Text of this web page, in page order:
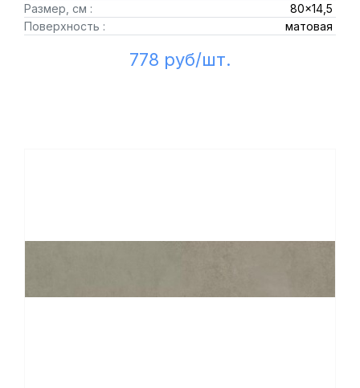
Размер, см :
80x14,5
Поверхность :
матовая
778 руб/шт.